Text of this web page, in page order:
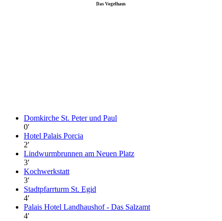
Das Vogelhaus
Domkirche St. Peter und Paul
0′
Hotel Palais Porcia
2′
Lindwurmbrunnen am Neuen Platz
3′
Kochwerkstatt
3′
Stadtpfarrturm St. Egid
4′
Palais Hotel Landhaushof - Das Salzamt
4′